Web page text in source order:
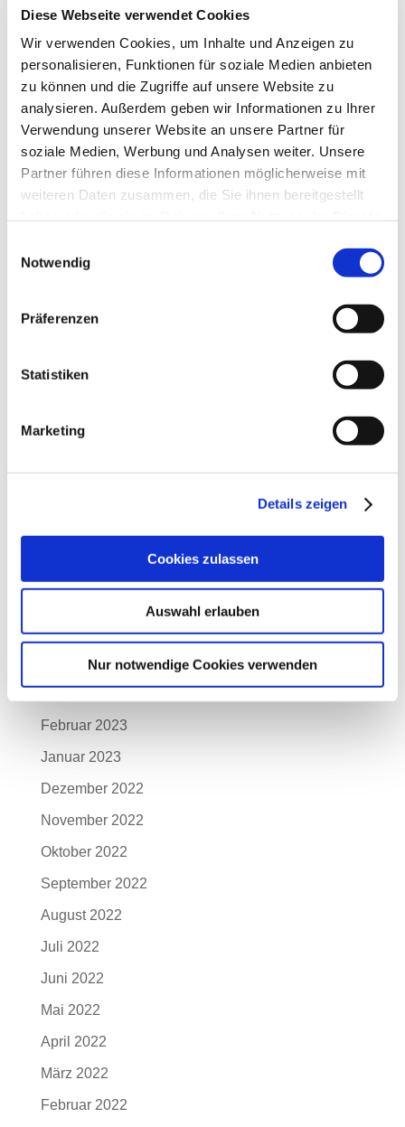
Diese Webseite verwendet Cookies
Wir verwenden Cookies, um Inhalte und Anzeigen zu
personalisieren, Funktionen für soziale Medien anbieten
zu können und die Zugriffe auf unsere Website zu
analysieren. Außerdem geben wir Informationen zu Ihrer
Verwendung unserer Website an unsere Partner für
soziale Medien, Werbung und Analysen weiter. Unsere
Partner führen diese Informationen möglicherweise mit
weiteren Daten zusammen, die Sie ihnen bereitgestellt
Notwendig
Präferenzen
Statistiken
Marketing
Details zeigen
Cookies zulassen
Auswahl erlauben
Nur notwendige Cookies verwenden
November 2024
Oktober 2024
September 2024
August 2024
Juli 2024
Juni 2024
März 2024
Januar 2024
November 2023
Oktober 2023
August 2023
Mai 2023
April 2023
Februar 2023
Januar 2023
Dezember 2022
November 2022
Oktober 2022
September 2022
August 2022
Juli 2022
Juni 2022
Mai 2022
April 2022
März 2022
Februar 2022